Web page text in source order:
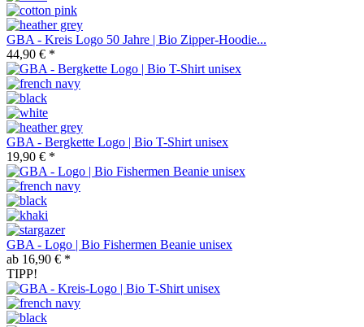
GBA - Kreis Logo 50 Jahre | Bio Zipper-Hoodie...
44,90 € *
GBA - Bergkette Logo | Bio T-Shirt unisex
19,90 € *
GBA - Logo | Bio Fishermen Beanie unisex
ab 16,90 € *
TIPP!